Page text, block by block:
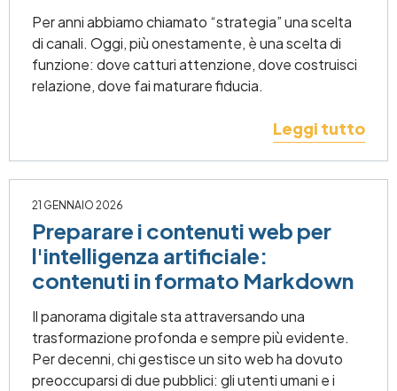
Per anni abbiamo chiamato “strategia” una scelta
di canali. Oggi, più onestamente, è una scelta di
funzione: dove catturi attenzione, dove costruisci
relazione, dove fai maturare fiducia.
Leggi tutto
21 GENNAIO 2026
Preparare i contenuti web per
l'intelligenza artificiale:
contenuti in formato Markdown
Il panorama digitale sta attraversando una
trasformazione profonda e sempre più evidente.
Per decenni, chi gestisce un sito web ha dovuto
preoccuparsi di due pubblici: gli utenti umani e i